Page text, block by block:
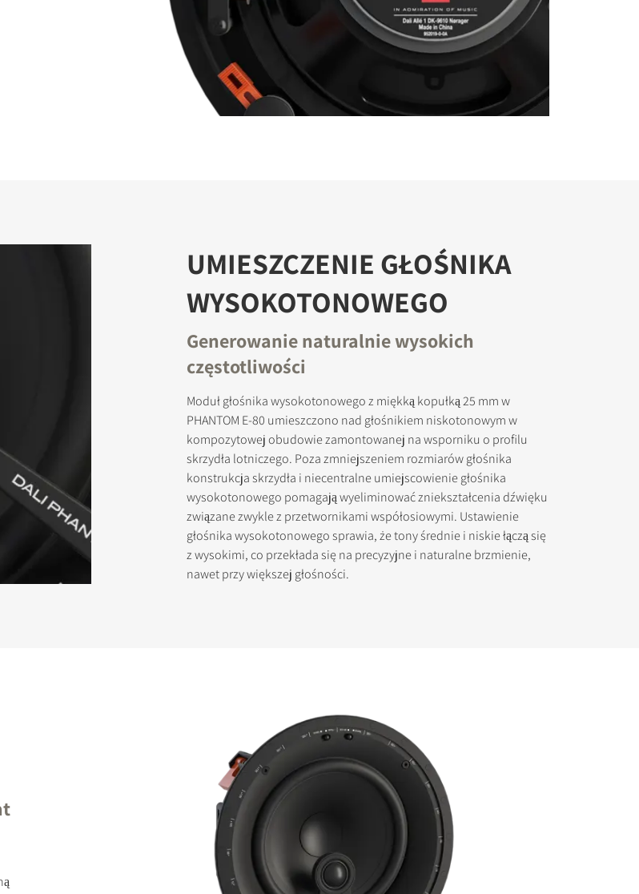
UMIESZCZENIE GŁOŚNIKA
WYSOKOTONOWEGO
Generowanie naturalnie wysokich
częstotliwości
Moduł głośnika wysokotonowego z miękką kopułką 25 mm w
PHANTOM E-80 umieszczono nad głośnikiem niskotonowym w
kompozytowej obudowie zamontowanej na wsporniku o profilu
skrzydła lotniczego. Poza zmniejszeniem rozmiarów głośnika
konstrukcja skrzydła i niecentralne umiejscowienie głośnika
wysokotonowego pomagają wyeliminować zniekształcenia dźwięku
związane zwykle z przetwornikami współosiowymi. Ustawienie
głośnika wysokotonowego sprawia, że tony średnie i niskie łączą się
z wysokimi, co przekłada się na precyzyjne i naturalne brzmienie,
nawet przy większej głośności.